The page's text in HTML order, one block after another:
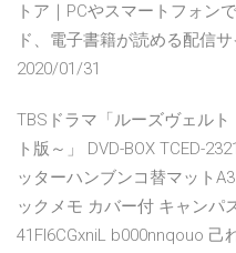
トア｜PCやスマートフォン
ド、電子書籍が読める配信
2020/01/31
TBSドラマ「ルーズヴェル
ト版～」 DVD-BOX TCED-
ッターハンブンコ替マット
ックメモ カバー付 キャンパ
41FI6CGxniL b000nnqouo